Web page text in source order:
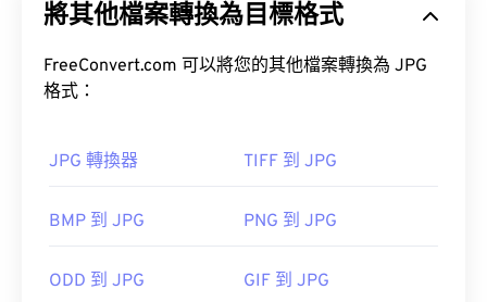
WebP，WebP 是一種更新、更易壓縮的檔案格式。
如何開啟 JPEG 檔案檔案？
幾乎所有影像檢視器程式和應用程式都能辨識並開啟
廣泛使用，是因為它具有極高的壓縮率。因此，JPG
上使用。
WebP ，WebP 是一種更新、更易壓縮的檔案格式。
將其他檔案轉換為目標格式
FreeConvert.com 可以將您的其他檔案轉換為 JPG
格式：
JPG 轉換器 TIFF 到 JPG
BMP 到 JPG PNG 到 JPG
ODD 到 JPG GIF 到 JPG